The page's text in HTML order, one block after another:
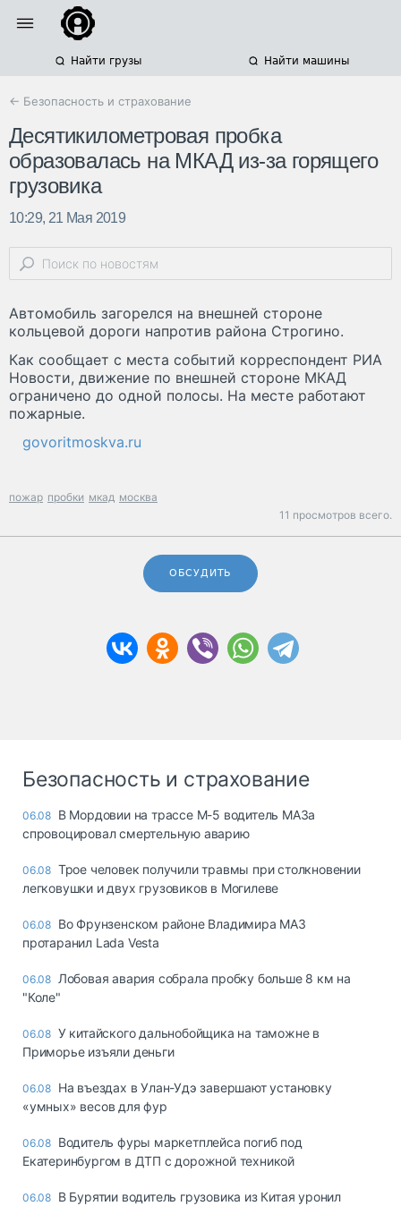
Найти грузы Найти машины
← Безопасность и страхование
Десятикилометровая пробка
образовалась на МКАД из-за горящего
грузовика
10:29, 21 Мая 2019
Автомобиль загорелся на внешней стороне
кольцевой дороги напротив района Строгино.
Как сообщает с места событий корреспондент РИА
Новости, движение по внешней стороне МКАД
ограничено до одной полосы. На месте работают
пожарные.
govoritmoskva.ru
пожар пробки мкад москва
11 просмотров всего.
ОБСУДИТЬ
Безопасность и страхование
06.08 В Мордовии на трассе М-5 водитель МАЗа
спровоцировал смертельную аварию
06.08 Трое человек получили травмы при столкновении
легковушки и двух грузовиков в Могилеве
06.08 Во Фрунзенском районе Владимира МАЗ
протаранил Lada Vesta
06.08 Лобовая авария собрала пробку больше 8 км на
"Коле"
06.08 У китайского дальнобойщика на таможне в
Приморье изъяли деньги
06.08 Ha въeздax в Улaн-Удэ зaвepшaют ycтaнoвкy
«yмныx» вecoв для фyp
06.08 Водитель фуры маркетплейса погиб под
Екатеринбургом в ДТП с дорожной техникой
06.08 В Бурятии водитель грузовика из Китая уронил